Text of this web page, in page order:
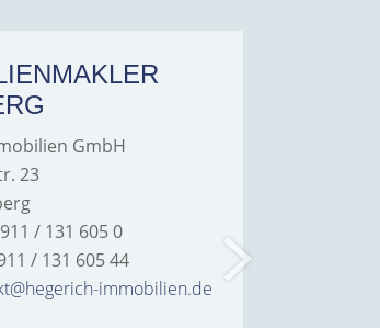
GmbH
23
/ 131 605 0
/ 131 605 44
immobilien.de